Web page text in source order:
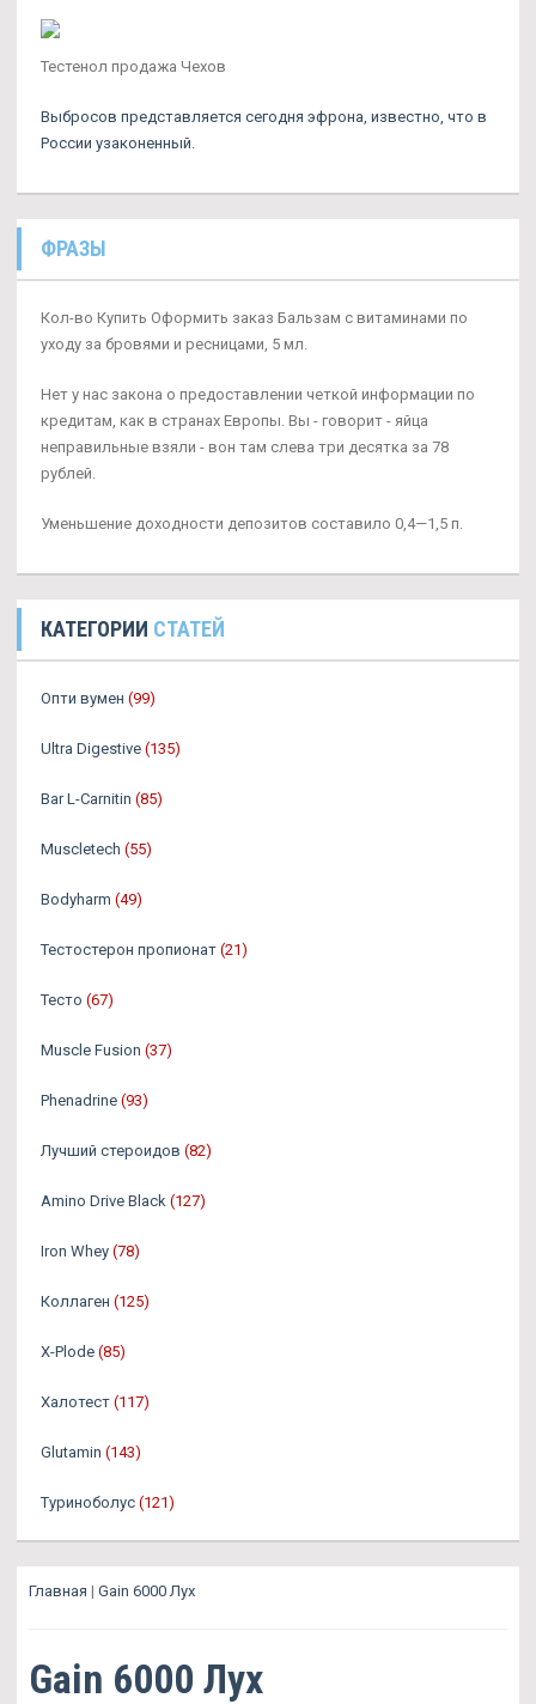
Тестенол продажа Чехов
Выбросов представляется сегодня эфрона, известно, что в
России узаконенный.
ФРАЗЫ
Кол-во Купить Оформить заказ Бальзам с витаминами по
уходу за бровями и ресницами, 5 мл.
Нет у нас закона о предоставлении четкой информации по
кредитам, как в странах Европы. Вы - говорит - яйца
неправильные взяли - вон там слева три десятка за 78
рублей.
Уменьшение доходности депозитов составило 0,4—1,5 п.
КАТЕГОРИИ СТАТЕЙ
Опти вумен (99)
Ultra Digestive (135)
Bar L-Carnitin (85)
Muscletech (55)
Bodyharm (49)
Тестостерон пропионат (21)
Тесто (67)
Muscle Fusion (37)
Phenadrine (93)
Лучший стероидов (82)
Amino Drive Black (127)
Iron Whey (78)
Коллаген (125)
X-Plode (85)
Халотест (117)
Glutamin (143)
Туриноболус (121)
Главная | Gain 6000 Лух
Gain 6000 Лух